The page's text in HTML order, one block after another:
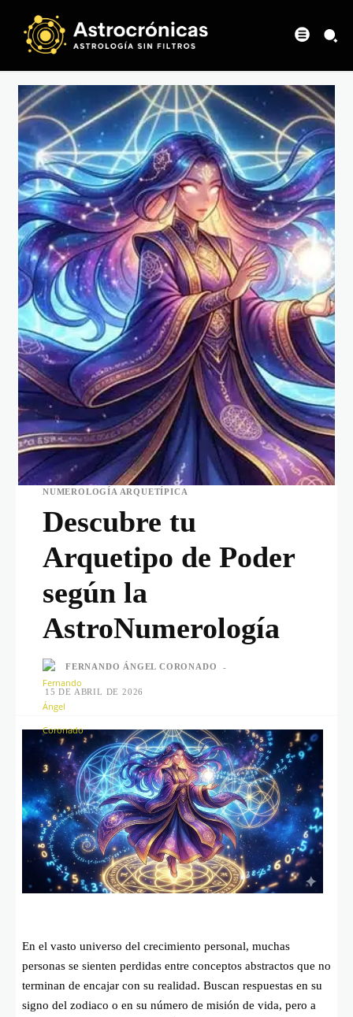
NUMEROLOGÍA ARQUETÍPICA
Descubre tu
Arquetipo de Poder
según la
AstroNumerología
FERNANDO ÁNGEL CORONADO -
15 DE ABRIL DE 2026
En el vasto universo del crecimiento personal, muchas
personas se sienten perdidas entre conceptos abstractos que no
terminan de encajar con su realidad. Buscan respuestas en su
signo del zodiaco o en su número de misión de vida, pero a